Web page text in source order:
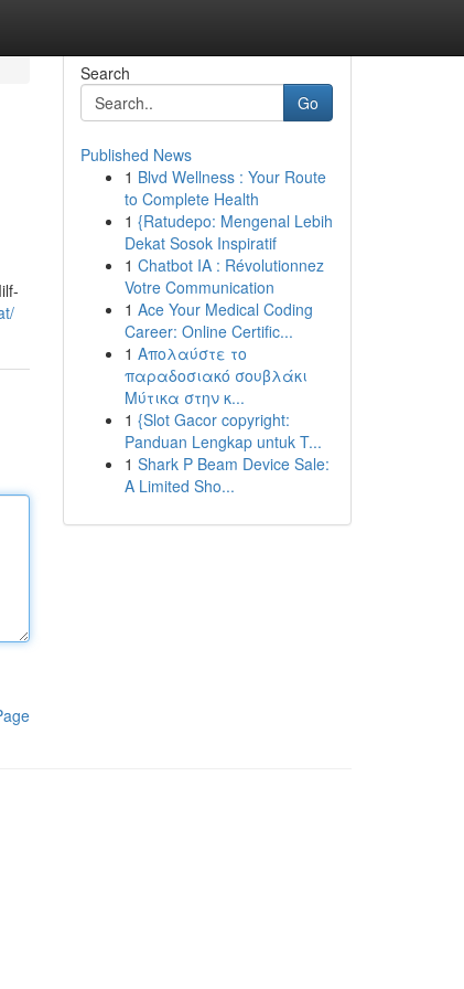
Search
Go
Published News
1 Blvd Wellness : Your Route
to Complete Health
1 {Ratudepo: Mengenal Lebih
Dekat Sosok Inspiratif
1 Chatbot IA : Révolutionnez
Votre Communication
1 Ace Your Medical Coding
Career: Online Certific...
1 Απολαύστε το
παραδοσιακό σουβλάκι
Μύτικα στην κ...
1 {Slot Gacor copyright:
Panduan Lengkap untuk T...
1 Shark P Beam Device Sale:
A Limited Sho...